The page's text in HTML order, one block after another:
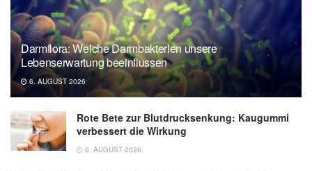
11.09.2024),Critical Reviews in Food
Science and Nutrition
Wild Hive: New study reveals strawberries as
a powerful ally for heart health (veröffentlicht
17.10.2024),
Wild Hive
Darmflora: Welche Darmbakterien unsere
Lebenserwartung beeinflussen
6. AUGUST 2026
Rote Bete zur Blutdrucksenkung: Kaugummi
verbessert die Wirkung
6. AUGUST 2026